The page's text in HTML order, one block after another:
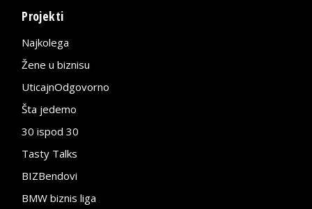
Projekti
Najkolega
Žene u biznisu
UticajnOdgovorno
Šta jedemo
30 ispod 30
Tasty Talks
BIZBendovi
BMW biznis liga